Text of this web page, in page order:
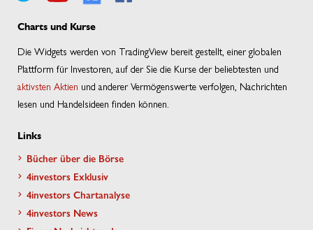
Charts und Kurse
Die Widgets werden von TradingView bereit gestellt, einer globalen
Plattform für Investoren, auf der Sie die Kurse der beliebtesten und
aktivsten Aktien und anderer Vermögenswerte verfolgen, Nachrichten
lesen und Handelsideen finden können.
Links
Bücher über die Börse
4investors Exklusiv
4investors Chartanalyse
4investors News